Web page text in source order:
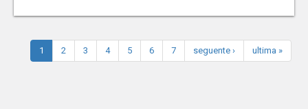
1 2 3 4 5 6 7 seguente › ultima »